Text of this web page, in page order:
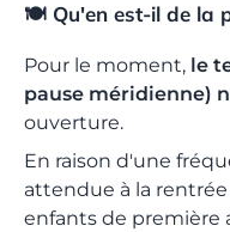
🍽️ Qu'en est-il de
Pour le moment, le
pause méridienne)
ouverture.
En raison d'une
attendue à la rentrée
enfants de première